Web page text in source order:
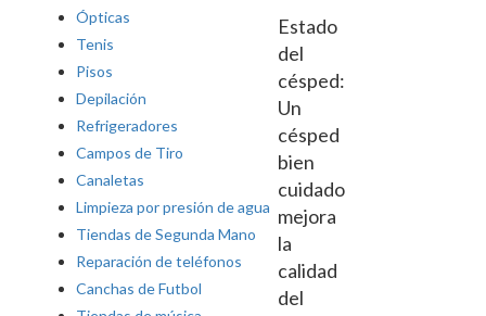
Estado
del
césped:
Un
césped
bien
cuidado
mejora
la
calidad
del
Ópticas
Tenis
Pisos
Depilación
Refrigeradores
Campos de Tiro
Canaletas
Limpieza por presión de agua
Tiendas de Segunda Mano
Reparación de teléfonos
Canchas de Futbol